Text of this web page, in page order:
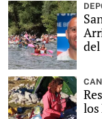
del
los